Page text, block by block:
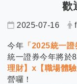
歡
2025-07-16
今年 「2025統一證
統一證券今年將於
理財】x【職場體
營囉！